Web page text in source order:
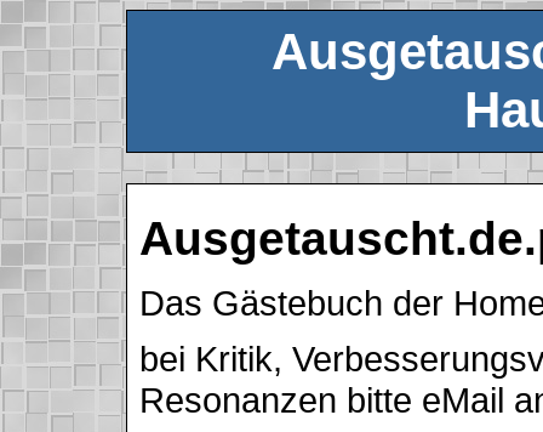
Das Gästebuch der
bei Kritik,
Resonanzen bitte eMail